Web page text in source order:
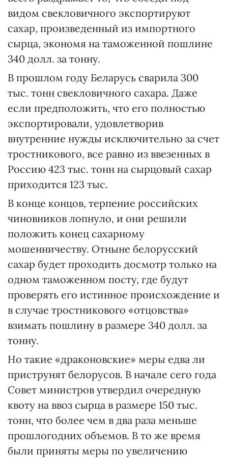
видом свекловичного экспортируют
сахар, произведенный из импортного
сырца, экономя на таможенной пошлине
340 долл. за тонну.
В прошлом году Беларусь сварила 300
тыс. тонн свекловичного сахара. Даже
если предположить, что его полностью
экспортировали, удовлетворив
внутренние нужды исключительно за счет
тростникового, все равно из ввезенных в
Россию 423 тыс. тонн на сырцовый сахар
приходится 123 тыс.
В конце концов, терпение российских
чиновников лопнуло, и они решили
положить конец сахарному
мошенничеству. Отныне белорусский
сахар будет проходить досмотр только на
одном таможенном посту, где будут
проверять его истинное происхождение и
в случае тростникового «отцовства»
взимать пошлину в размере 340 долл. за
тонну.
Но такие «драконовские» меры едва ли
приструнят белорусов. В начале сего года
Совет министров утвердил очередную
квоту на ввоз сырца в размере 150 тыс.
тонн, что более чем в два раза меньше
прошлогодних объемов. В то же время
были приняты меры по увеличению